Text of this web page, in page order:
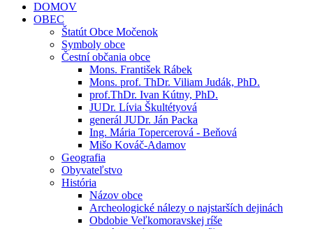
DOMOV
OBEC
Štatút Obce Močenok
Symboly obce
Čestní občania obce
Mons. František Rábek
Mons. prof. ThDr. Viliam Judák, PhD.
prof.ThDr. Ivan Kútny, PhD.
JUDr. Lívia Škultétyová
generál JUDr. Ján Packa
Ing. Mária Topercerová - Beňová
Mišo Kováč-Adamov
Geografia
Obyvateľstvo
História
Názov obce
Archeologické nálezy o najstarších dejinách
Obdobie Veľkomoravskej ríše